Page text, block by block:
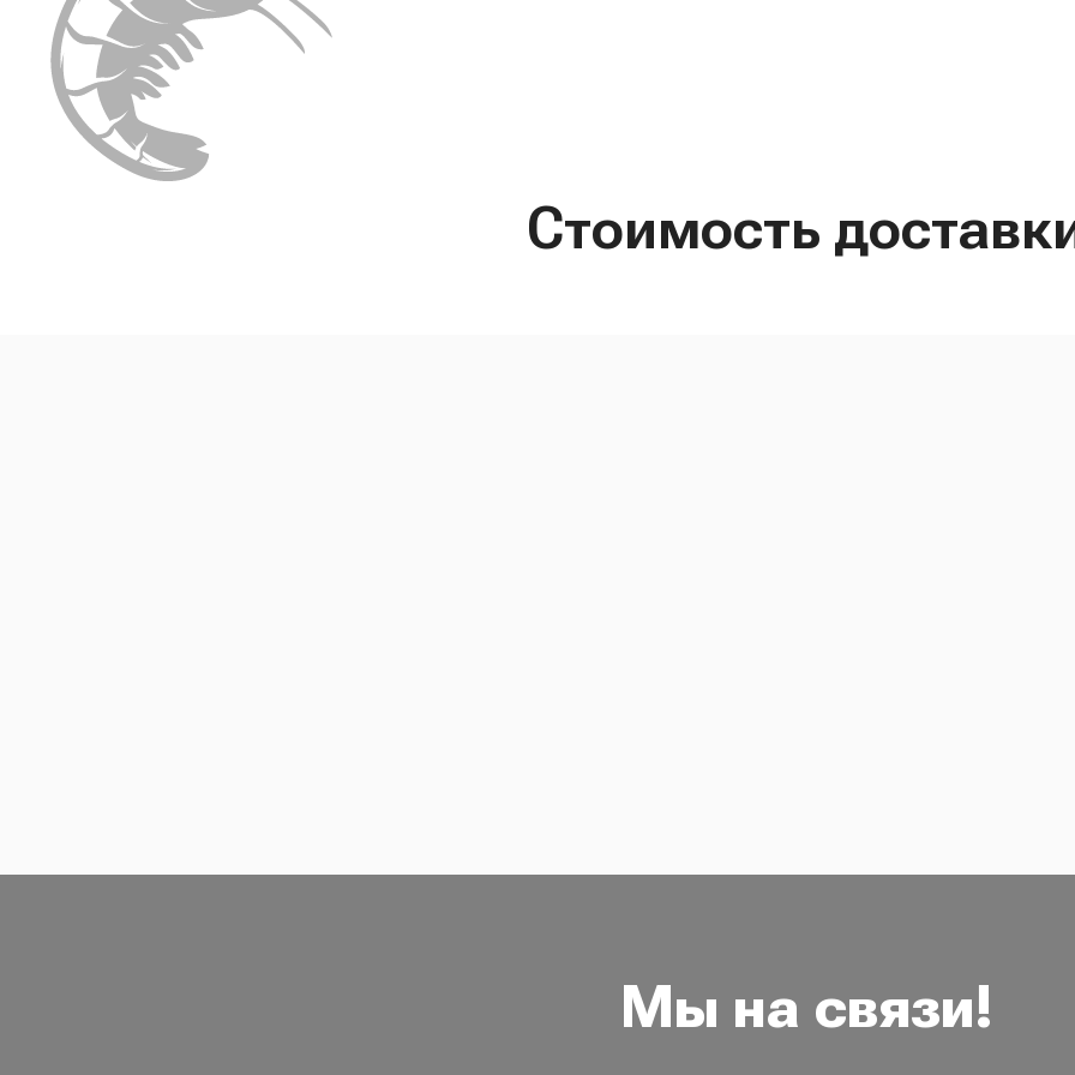
Стоимость
Мы на связи!